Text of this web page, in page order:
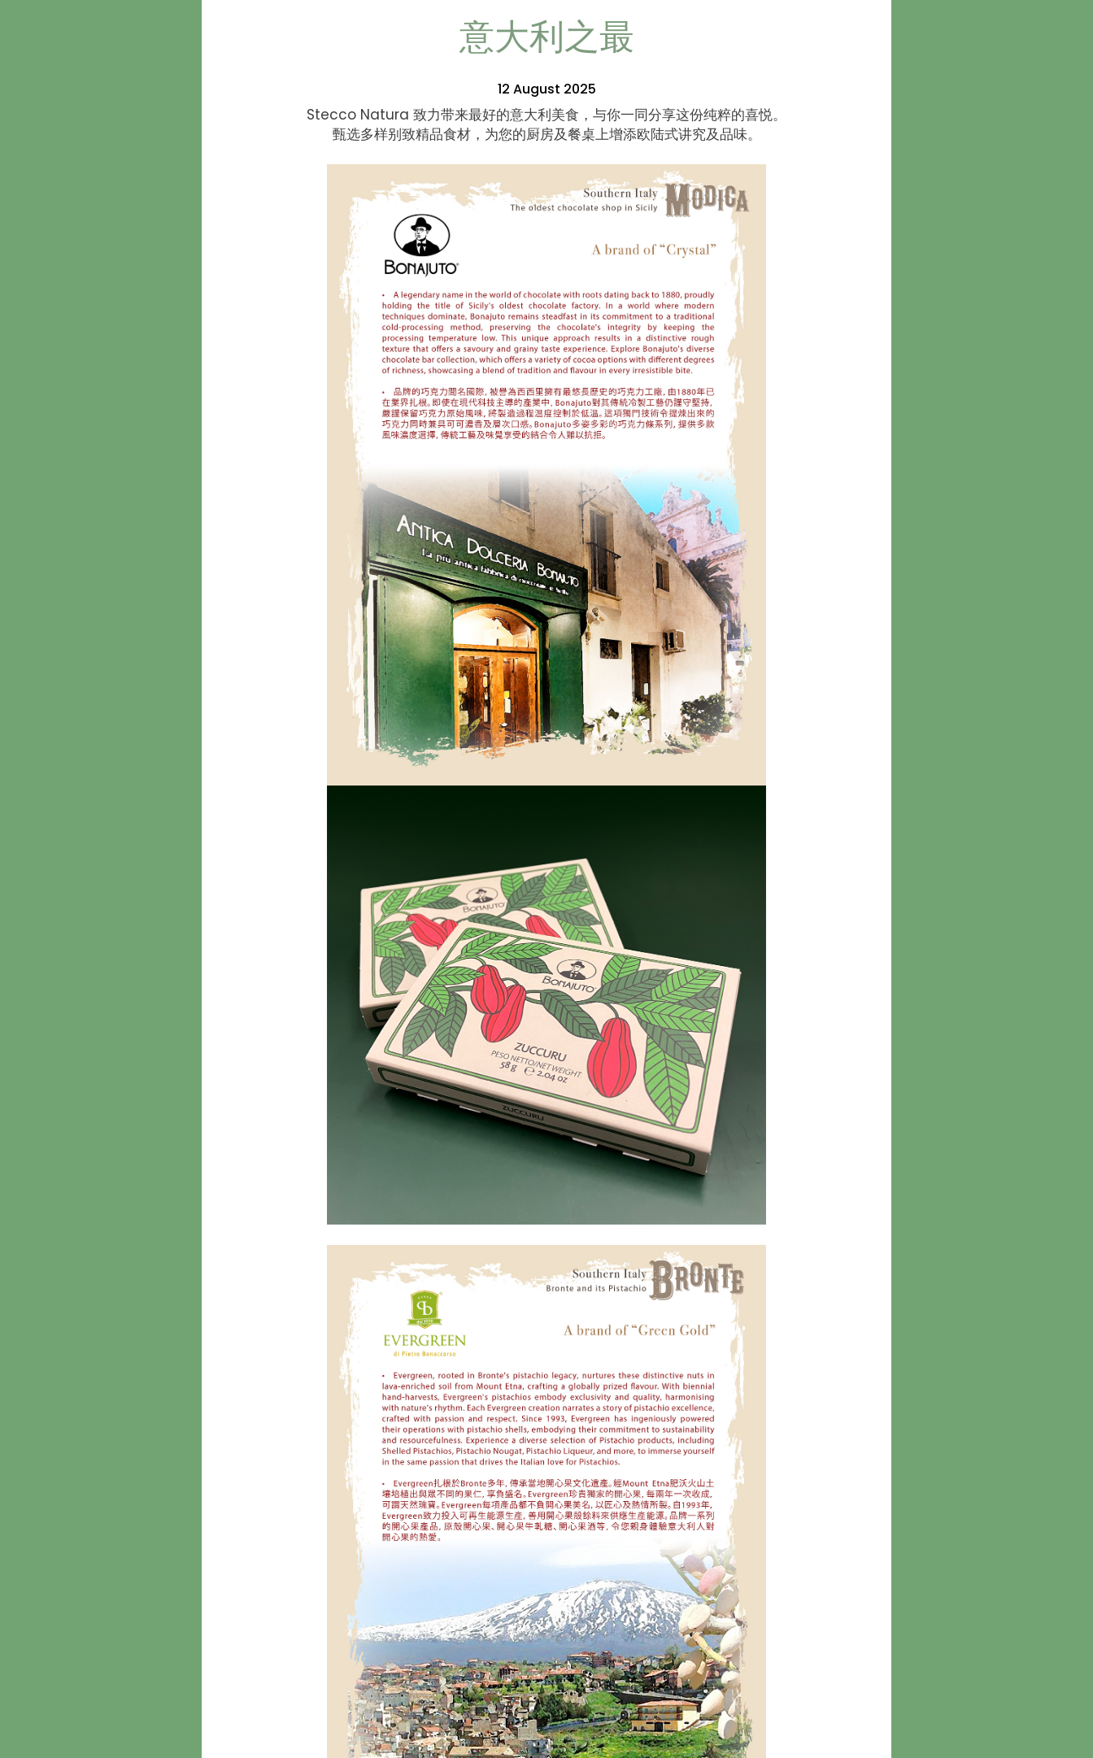
意大利之最
12 August 2025
Stecco Natura 致力带来最好的意大利美食，与你一同分享这份纯粹的喜悦。
甄选多样别致精品食材，为您的厨房及餐桌上增添欧陆式讲究及品味。